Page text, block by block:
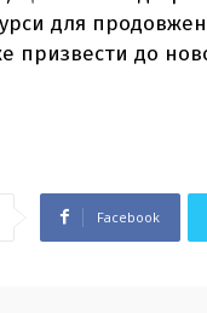
для
призвести до
Facebook